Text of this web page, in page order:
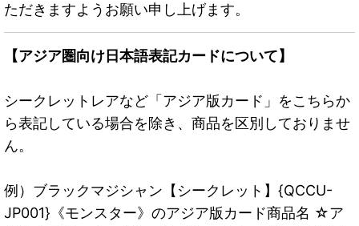
ただきますようお願い申し上げます。
【アジア圏向け日本語表記カードについて】
シークレットレアなど「アジア版カード」をこちらか
ら表記している場合を除き、商品を区別しておりませ
ん。
例）ブラックマジシャン【シークレット】{QCCU-
JP001}《モンスター》のアジア版カード商品名 ☆ア